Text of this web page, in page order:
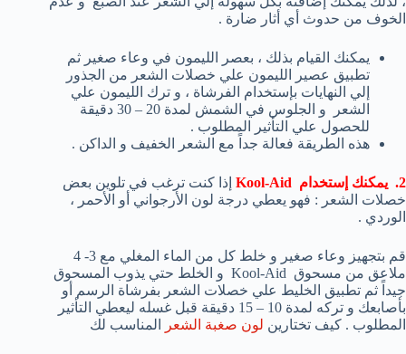
الخوف من حدوث أي أثار ضارة .
يمكنك القيام بذلك ، بعصر الليمون في وعاء صغير ثم
تطبيق عصير الليمون علي خصلات الشعر من الجذور
إلي النهايات بإستخدام الفرشاة ، و ترك الليمون علي
الشعر و الجلوس في الشمش لمدة 20 – 30 دقيقة
للحصول علي التأثير المطلوب .
هذه الطريقة فعالة جداً مع الشعر الخفيف و الداكن .
2. يمكنك إستخدام Kool-A id
إذا كنت ترغب في تلوين بعض
خصلات الشعر : فهو يعطي درجة لون الأرجواني أو الأحمر ،
الوردي .
قم بتجهيز وعاء صغير و خلط كل من الماء المغلي مع 3- 4
ملاعق من مسحوق Kool-Aid و الخلط حتي يذوب المسحوق
جيداً ثم تطبيق الخليط علي خصلات الشعر بفرشاة الرسم أو
بأصابعك و تركه لمدة 10 – 15 دقيقة قبل غسله ليعطي التأثير
المطلوب . كيف تختارين لون صغبة الشعر المناسب لك